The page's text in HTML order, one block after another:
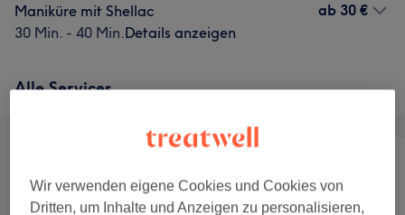
Maniküre mit Shellac
30 Min. - 40 Min.Details anzeigen
ab 30 €
Alle Services
Alle Nägel
Wir verwenden eigene Cookies und Cookies von
Dritten, um Inhalte und Anzeigen zu personalisieren,